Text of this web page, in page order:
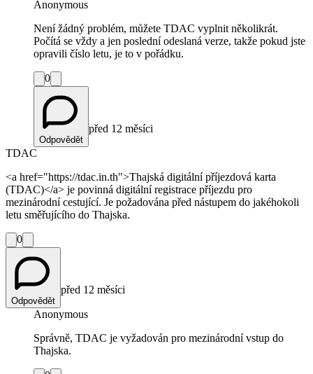
Anonymous
Není žádný problém, můžete TDAC vyplnit několikrát.
Počítá se vždy a jen poslední odeslaná verze, takže pokud jste
opravili číslo letu, je to v pořádku.
0
Odpovědět
před 12 měsíci
TDAC
<a href="https://tdac.in.th">Thajská digitální příjezdová karta
(TDAC)</a> je povinná digitální registrace příjezdu pro
mezinárodní cestující. Je požadována před nástupem do jakéhokoli
letu směřujícího do Thajska.
0
Odpovědět
před 12 měsíci
Anonymous
Správně, TDAC je vyžadován pro mezinárodní vstup do
Thajska.